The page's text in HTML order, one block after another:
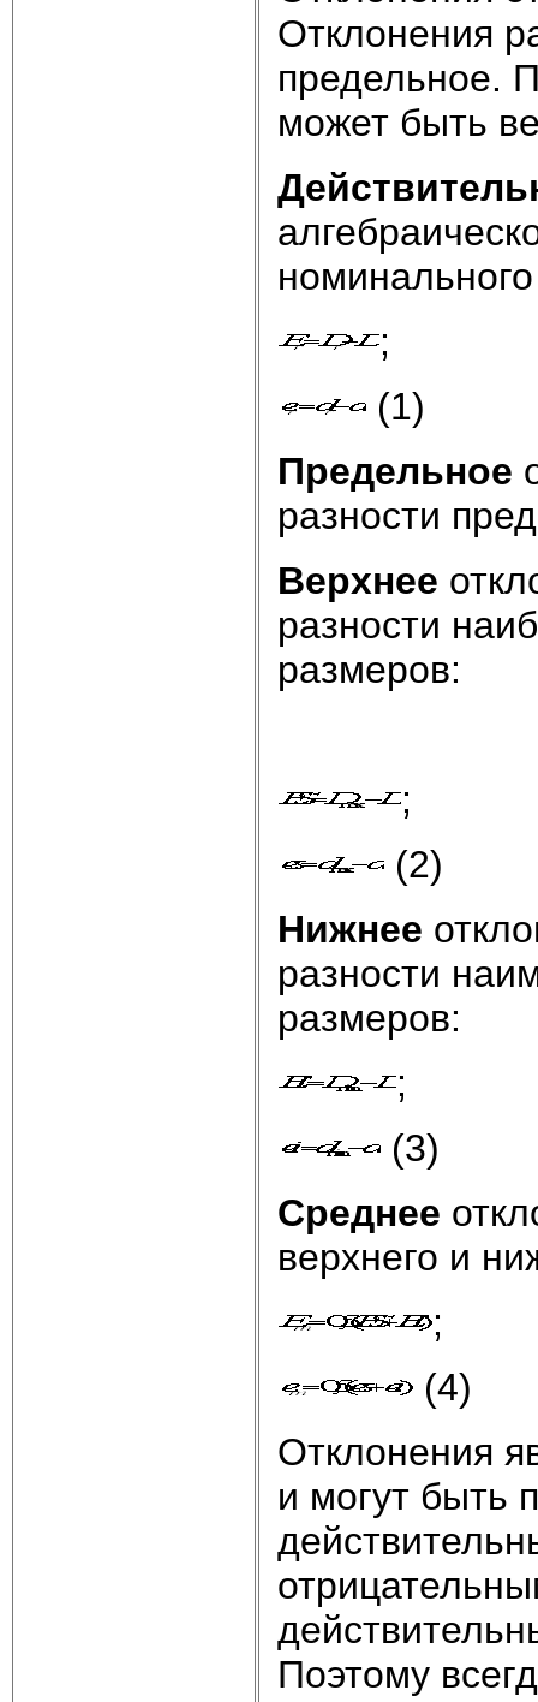
Отклонения
предельное.
может быть
;
(1)
Предельное
разности
Верхнее
разности
размеров:
;
(2)
Нижнее
разности
размеров:
;
(3)
Среднее
верхнего и
;
(4)
Отклонения
и могут быть
Поэтому